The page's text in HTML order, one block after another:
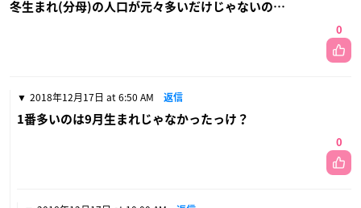
冬生まれ(分母)の人口が元々多いだけじゃないの…
0
2018年12月17日 at 6:50 AM 返信
1番多いのは9月生まれじゃなかったっけ？
0